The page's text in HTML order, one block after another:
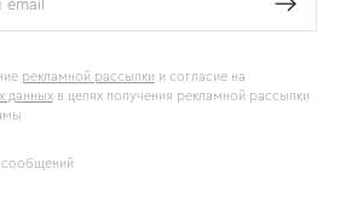
рекламной рассылки и согласие на
данныхв целях получения рекламной рассылки